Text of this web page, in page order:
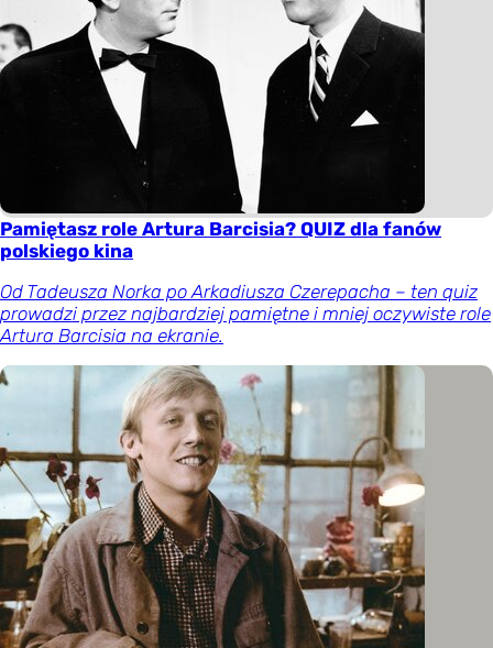
Pamiętasz role Artura Barcisia? QUIZ dla fanów
polskiego kina
Od Tadeusza Norka po Arkadiusza Czerepacha – ten quiz
prowadzi przez najbardziej pamiętne i mniej oczywiste role
Artura Barcisia na ekranie.